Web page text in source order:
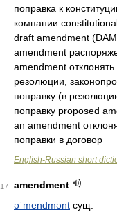
поправка к
компании
draft amendment
amendment
amendment
резолюции,
поправку (в
поправку proposed
an amendment
поправки в договор
English-Russian short
17
amendment
əˈmendmənt сущ.